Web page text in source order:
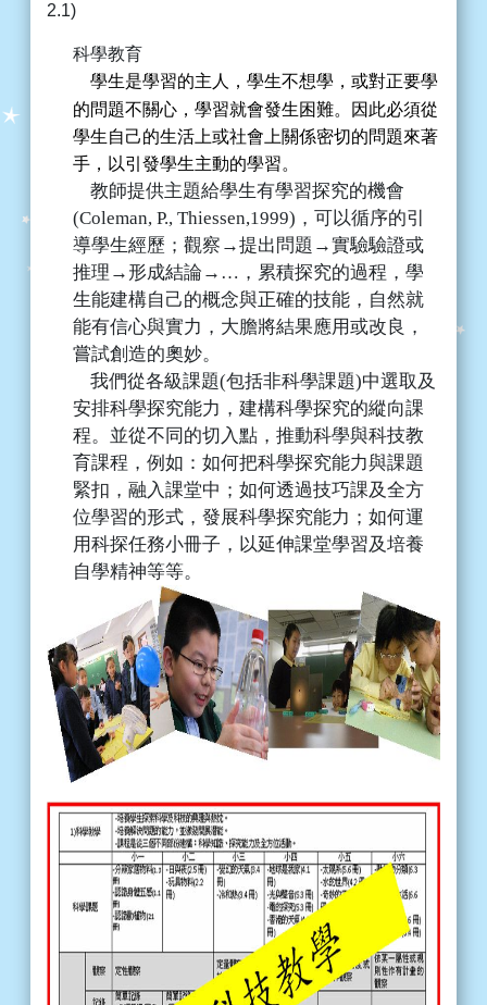
2.1)
科學教育
學生是學習的主人，學生不想學，或對正要學
的問題不關心，學習就會發生困難。因此必須從
學生自己的生活上或社會上關係密切的問題來著
手，以引發學生主動的學習。
教師提供主題給學生有學習探究的機會
(Coleman, P., Thiessen,1999) ，可以循序的引
導學生經歷；觀察 →提出問題 →實驗驗證或
推理 → 形成結論 →… ，累積探究的過程，學
生能建構自己的概念與正確的技能，自然就
能有信心與實力，大膽將結果應用或改良，
嘗試創造的奧妙。
我們從各級課題(包括非科學課題)中選取及
安排科學探究能力，建構科學探究的縱向課
程。並從不同的切入點，推動科學與科技教
育課程，例如：如何把科學探究能力與課題
緊扣，融入課堂中；如何透過技巧課及全方
位學習的形式，發展科學探究能力；如何運
用科探任務小冊子，以延伸課堂學習及培養
自學精神等等。